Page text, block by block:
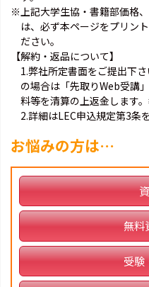
※上記大学生協・書籍部価格
は、必ず本ページをプリン
ださい。
【解約・返品について】
1.弊社所定書面をご提出下
の場合は「先取りWeb受講
料等を清算の上返金します
2.詳細はLEC申込規定第3条
お悩みの方は…
無料
受験